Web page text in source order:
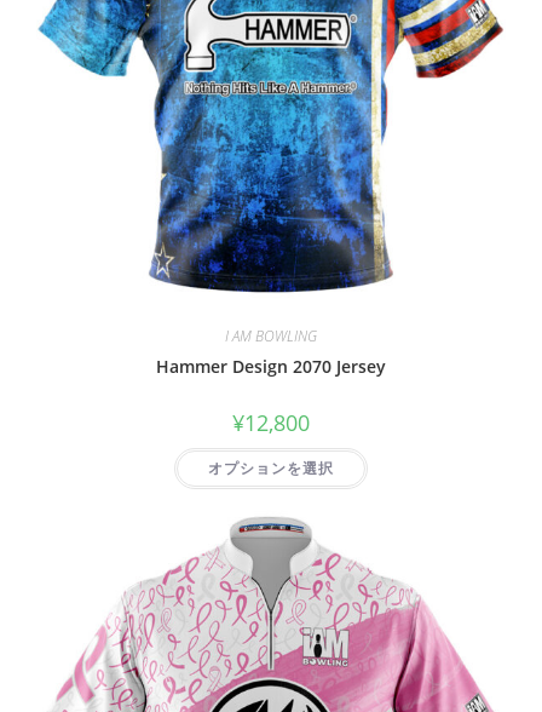
I AM BOWLING
Hammer Design 2070 Jersey
¥12,800
オプションを選択